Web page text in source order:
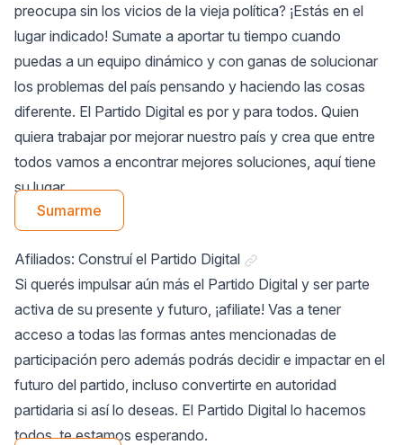
preocupa sin los vicios de la vieja política? ¡Estás en el
lugar indicado! Sumate a aportar tu tiempo cuando
puedas a un equipo dinámico y con ganas de solucionar
los problemas del país pensando y haciendo las cosas
diferente. El Partido Digital es por y para todos. Quien
quiera trabajar por mejorar nuestro país y crea que entre
todos vamos a encontrar mejores soluciones, aquí tiene
su lugar.
Sumarme
Afiliados: Construí el Partido Digital Link a "Afiliados:
Si querés impulsar aún más el Partido Digital y ser parte
activa de su presente y futuro, ¡afiliate! Vas a tener
acceso a todas las formas antes mencionadas de
participación pero además podrás decidir e impactar en el
futuro del partido, incluso convertirte en autoridad
partidaria si así lo deseas. El Partido Digital lo hacemos
todos, te estamos esperando.